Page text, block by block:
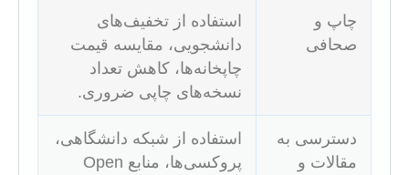
چاپ و
صحافی
استفاده از تخفیف‌های
دانشجویی، مقایسه قیمت
چاپخانه‌ها، کاهش تعداد
نسخه‌های چاپی ضروری.
دسترسی به
مقالات و
استفاده از شبکه دانشگاهی،
پروکسی‌ها، منابع Open